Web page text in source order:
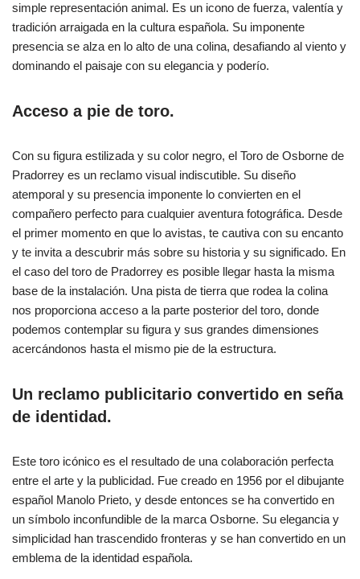
simple representación animal. Es un icono de fuerza, valentía y
tradición arraigada en la cultura española. Su imponente
presencia se alza en lo alto de una colina, desafiando al viento y
dominando el paisaje con su elegancia y poderío.
Acceso a pie de toro.
Con su figura estilizada y su color negro, el Toro de Osborne de
Pradorrey es un reclamo visual indiscutible. Su diseño
atemporal y su presencia imponente lo convierten en el
compañero perfecto para cualquier aventura fotográfica. Desde
el primer momento en que lo avistas, te cautiva con su encanto
y te invita a descubrir más sobre su historia y su significado. En
el caso del toro de Pradorrey es posible llegar hasta la misma
base de la instalación. Una pista de tierra que rodea la colina
nos proporciona acceso a la parte posterior del toro, donde
podemos contemplar su figura y sus grandes dimensiones
acercándonos hasta el mismo pie de la estructura.
Un reclamo publicitario convertido en seña
de identidad.
Este toro icónico es el resultado de una colaboración perfecta
entre el arte y la publicidad. Fue creado en 1956 por el dibujante
español Manolo Prieto, y desde entonces se ha convertido en
un símbolo inconfundible de la marca Osborne. Su elegancia y
simplicidad han trascendido fronteras y se han convertido en un
emblema de la identidad española.